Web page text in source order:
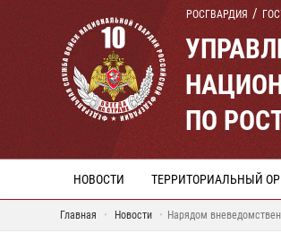
РОСГВАРДИЯ
ПО
НОВОСТИ ТЕРРИТОРИАЛЬНЫЙ
Главная Новости Нарядом